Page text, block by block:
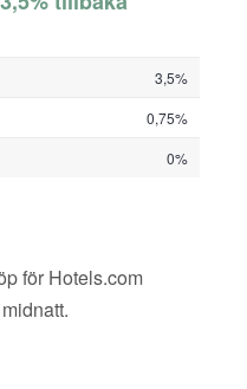
3,5%
0,75%
0%
för Hotels.com